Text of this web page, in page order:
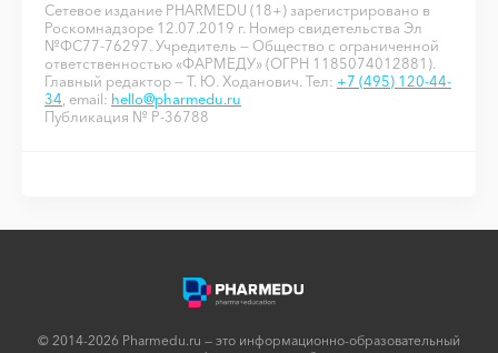
Сетевое издание PHARMEDU (18+) зарегистрировано в
Роскомнадзоре 12.07.2019 г. Номер свидетельства Эл
№ФС77-76297. Учредитель — Общество с ограниченной
ответственностью «ФАРМЕДУ» (ОГРН 1185074012881).
Главный редактор — Т. Ю. Ходанович. Тел: +7 (495) 120-44-
34 , email: hello@pharmedu.ru
Публикация № P-36788
© 2014-2026 Pharmedu.ru — это информационно-образовательный